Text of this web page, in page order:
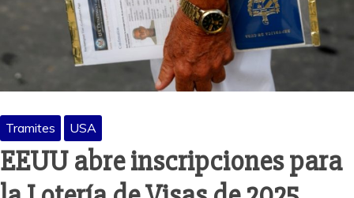
Tramites USA
EEUU abre inscripciones para